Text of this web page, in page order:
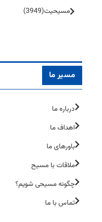
مسیحیت(3949)
مسیر ما
درباره ما
اهداف ما
باورهای ما
ملاقات با مسیح
چگونه مسیحی شویم؟
تماس با ما